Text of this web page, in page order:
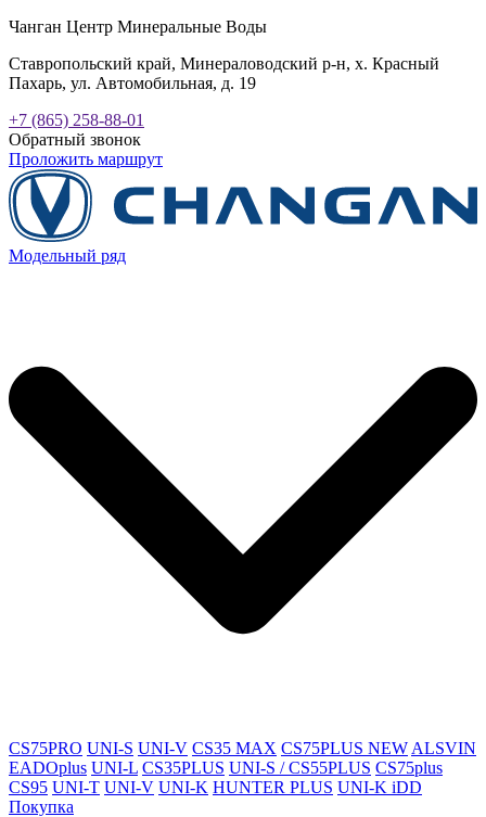
Чанган Центр Минеральные Воды
Ставропольский край, Минераловодский р-н, х. Красный
Пахарь, ул. Автомобильная, д. 19
+7 (865) 258-88-01
Обратный звонок
Проложить маршрут
Модельный ряд
CS75PRO UNI-S UNI-V CS35 MAX CS75PLUS NEW ALSVIN
EADOplus UNI-L CS35PLUS UNI-S / CS55PLUS CS75plus
CS95 UNI-T UNI-V UNI-K HUNTER PLUS UNI-K iDD
Покупка